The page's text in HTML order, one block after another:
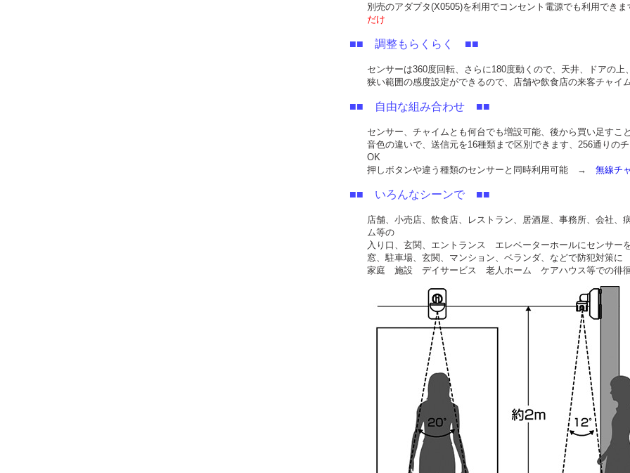
別売のアダプタ(X0505)を利用でコンセント電源でも利用できま
だけ
■■ 調整もらくらく ■■
センサーは360度回転、さらに180度動くので、天井、ドアの上
狭い範囲の感度設定ができるので、店舗や飲食店の来客チャイ
■■ 自由な組み合わせ ■■
センサー、チャイムとも何台でも増設可能、後から買い足すこ
音色の違いで、送信元を16種類まで区別できます、256通りの
OK
押しボタンや違う種類のセンサーと同時利用可能 → 無線チ
■■ いろんなシーンで ■■
店舗、小売店、飲食店、レストラン、居酒屋、事務所、会社、
ム等の
入り口、玄関、エントランス エレベーターホールにセンサー
窓、駐車場、玄関、マンション、ベランダ、などで防犯対策に
家庭 施設 デイサービス 老人ホーム ケアハウス等での徘徊